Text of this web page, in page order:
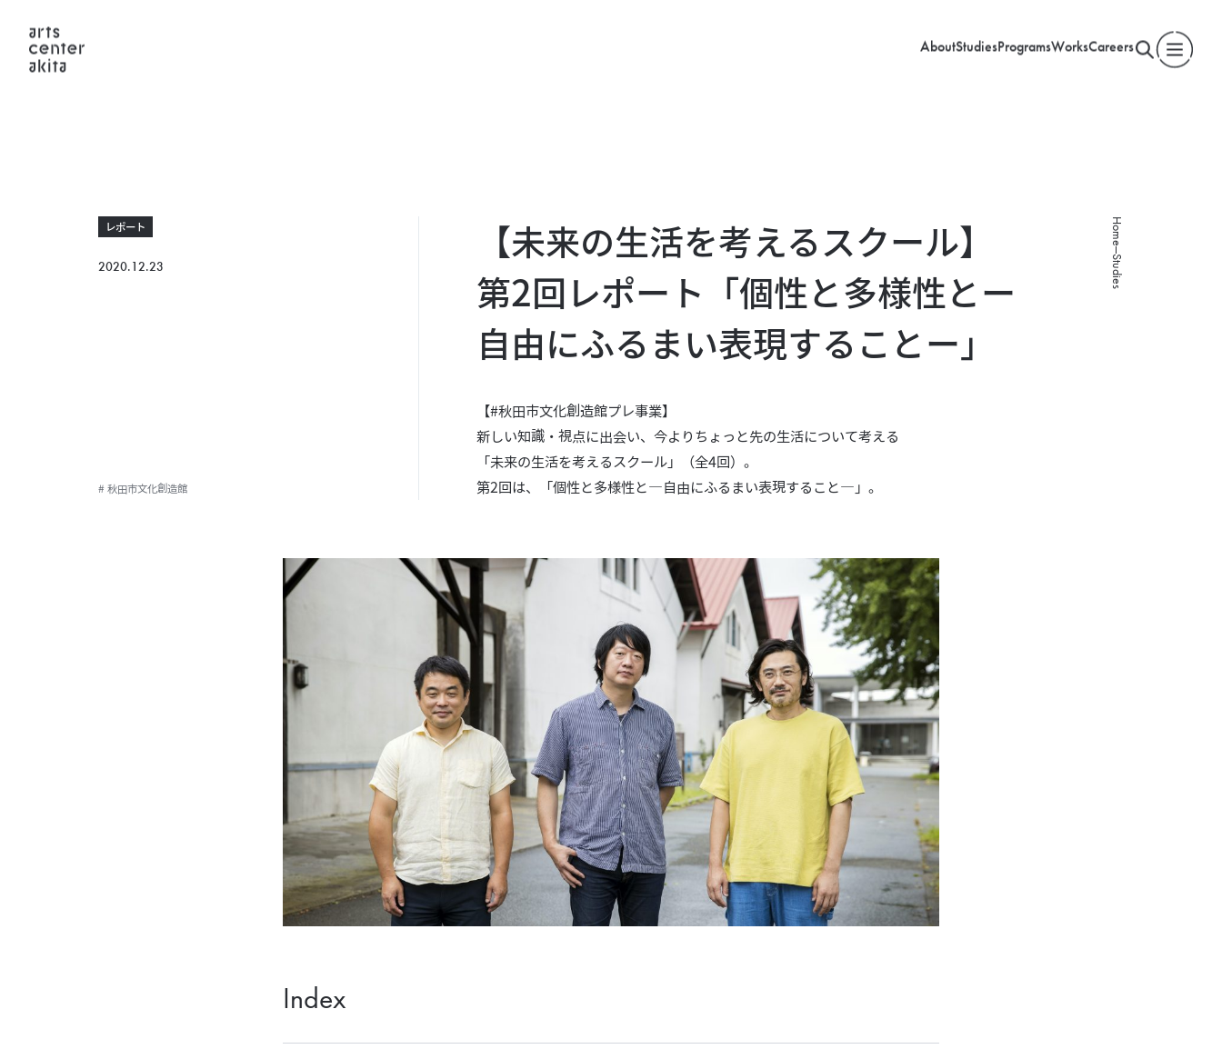
AboutStudiesProgramsWorksCareers
Home
Studies
【未来の生活を考えるスクール】
第2回レポート「個性と多様性とー
自由にふるまい表現することー」
【#秋田市文化創造館プレ事業】
新しい知識・視点に出会い、今よりちょっと先の生活について考える
「未来の生活を考えるスクール」（全4回）。
第2回は、「個性と多様性と―自由にふるまい表現すること―」。
レポート
2020.12.23
# 秋田市文化創造館
Index